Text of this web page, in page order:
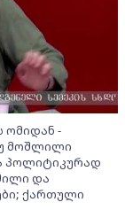
ომიდან -
მოშლილი
პოლიტიკურად
და
ქართული